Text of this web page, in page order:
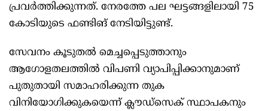
പ്രവർത്തിക്കുന്നത്. നേരത്തേ പല ഘട്ടങ്ങളിലായി 75
കോടിയുടെ ഫണ്ടിങ് നേടിയിട്ടുണ്ട്.
സേവനം കൂടുതല്‍ മെച്ചപ്പെടുത്താനും
ആഗോളതലത്തില്‍ വിപണി വ്യാപിപ്പിക്കാനുമാണ്
പുതുതായി സമാഹരിക്കുന്ന തുക
വിനിയോഗിക്കുകയെന്ന് ക്ലൗഡ്സെക് സ്ഥാപകനും